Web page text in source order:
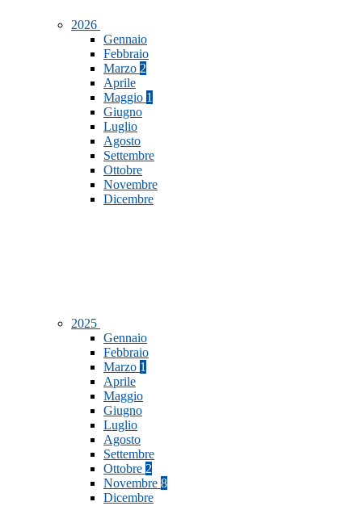
2026
Gennaio
Febbraio
Marzo 2
Aprile
Maggio 1
Giugno
Luglio
Agosto
Settembre
Ottobre
Novembre
Dicembre
2025
Gennaio
Febbraio
Marzo 1
Aprile
Maggio
Giugno
Luglio
Agosto
Settembre
Ottobre 2
Novembre 8
Dicembre